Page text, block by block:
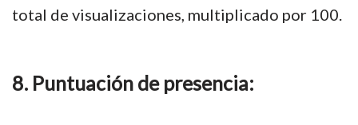
total de visualizaciones, multiplicado por 100.
8. Puntuación de presencia: